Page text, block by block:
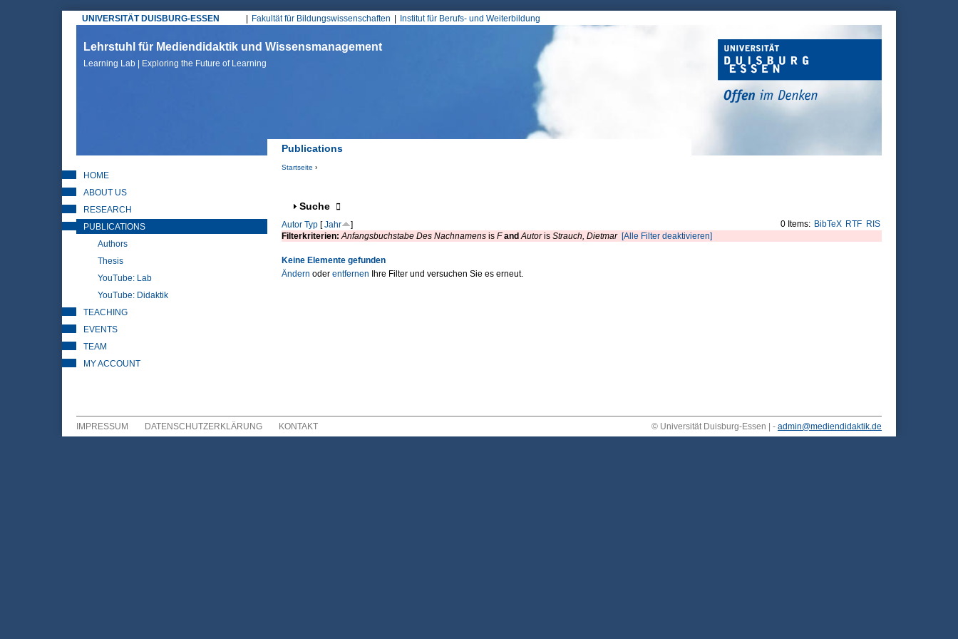
UNIVERSITÄT DUISBURG-ESSEN
Hauptmenü
Fakultät für Bildungswissenschaften Institut für Berufs- und Weiterbildung
Lehrstuhl für Mediendidaktik und Wissensmanagement
Learning Lab | Exploring the Future of Learning
Publications
Startseite ›
Anzeigen
Suche
0 Items: BibTeX RTF RIS
Autor Typ[Jahr
]
Filterkriterien:Anfangsbuchstabe Des Nachnamensis F and Autoris Strauch, Dietmar [Alle Filter deaktivieren]
Keine Elemente gefunden
Ändern oder entfernen Ihre Filter und versuchen Sie es erneut.
HOME
ABOUT US
RESEARCH
PUBLICATIONS
Authors
Thesis
YouTube: Lab
YouTube: Didaktik
TEACHING
EVENTS
TEAM
MY ACCOUNT
IMPRESSUM DATENSCHUTZERKLÄRUNG KONTAKT © Universität Duisburg-Essen | - admin@mediendidaktik.de